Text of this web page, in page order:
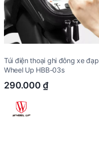
Túi điện thoại ghi đông xe đạp
Wheel Up HBB-03s
290.000 ₫